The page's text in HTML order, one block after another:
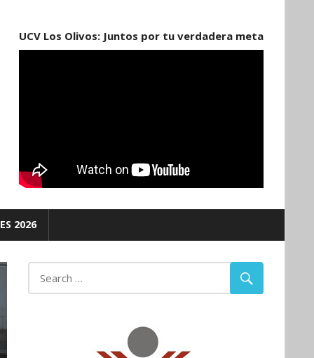
UCV Los Olivos: Juntos por tu verdadera meta
2026